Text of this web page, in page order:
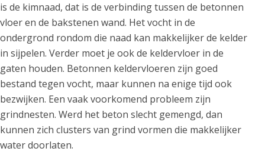
is de kimnaad, dat is de verbinding tussen de betonnen
vloer en de bakstenen wand. Het vocht in de
ondergrond rondom die naad kan makkelijker de kelder
in sijpelen. Verder moet je ook de keldervloer in de
gaten houden. Betonnen keldervloeren zijn goed
bestand tegen vocht, maar kunnen na enige tijd ook
bezwijken. Een vaak voorkomend probleem zijn
grindnesten. Werd het beton slecht gemengd, dan
kunnen zich clusters van grind vormen die makkelijker
water doorlaten.